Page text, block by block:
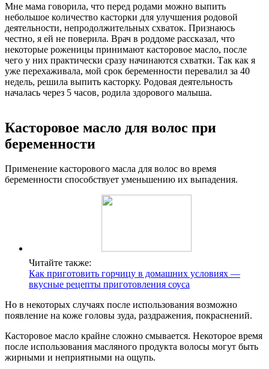
Мне мама говорила, что перед родами можно выпить
небольшое количество касторки для улучшения родовой
деятельности, непродолжительных схваток. Признаюсь
честно, я ей не поверила. Врач в роддоме рассказал, что
некоторые роженицы принимают касторовое масло, после
чего у них практически сразу начинаются схватки. Так как я
уже перехаживала, мой срок беременности перевалил за 40
недель, решила выпить касторку. Родовая деятельность
началась через 5 часов, родила здорового малыша.
Касторовое масло для волос при
беременности
Применение касторового масла для волос во время
беременности способствует уменьшению их выпадения.
Читайте также:
Как приготовить горчицу в домашних условиях —
вкусные рецепты приготовления соуса
Но в некоторых случаях после использования возможно
появление на коже головы зуда, раздражения, покраснений.
Касторовое масло крайне сложно смывается. Некоторое время
после использования масляного продукта волосы могут быть
жирными и неприятными на ощупь.